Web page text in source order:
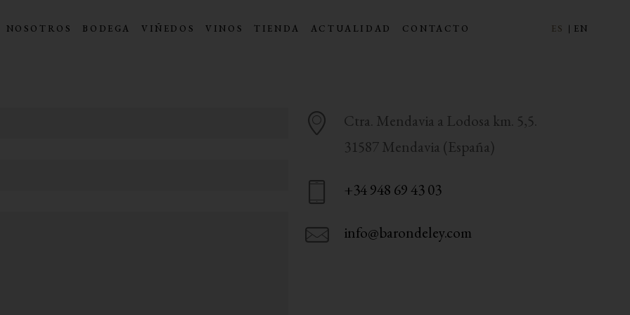
NOSOTROS BODEGA VIÑEDOS VINOS TIENDA ACTUALIDAD CONTACTO ES EN
Ctra. Mendavia a Lodosa km. 5,5.
31587 Mendavia (España)
+34 948 69 43 03
info@barondeley.com